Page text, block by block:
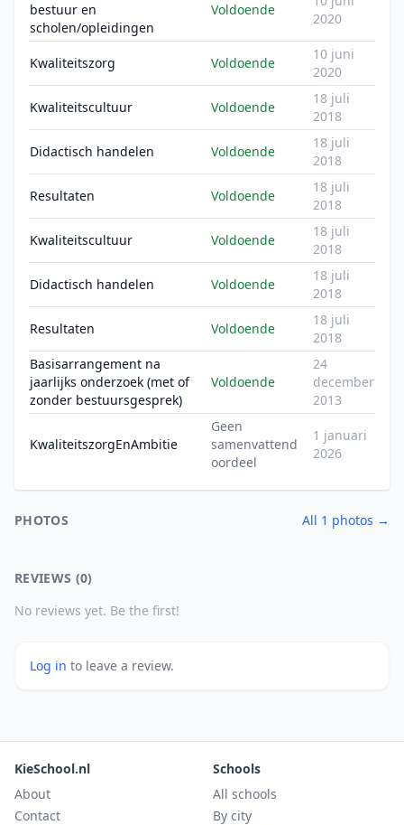
bestuur en
scholen/opleidingen
Voldoende
2020
Kwaliteitszorg Voldoende
10 juni
2020
Kwaliteitscultuur Voldoende
18 juli
2018
Didactisch handelen Voldoende
18 juli
2018
Resultaten Voldoende
18 juli
2018
Kwaliteitscultuur Voldoende
18 juli
2018
Didactisch handelen Voldoende
18 juli
2018
Resultaten Voldoende
18 juli
2018
Basisarrangement na
jaarlijks onderzoek (met of
zonder bestuursgesprek)
Voldoende
24
december
2013
KwaliteitszorgEnAmbitie
Geen
samenvattend
oordeel
1 januari
2026
PHOTOS All 1 photos →
REVIEWS (0)
No reviews yet. Be the first!
Log in to leave a review.
KieSchool.nl
About
Contact
Schools
All schools
By city